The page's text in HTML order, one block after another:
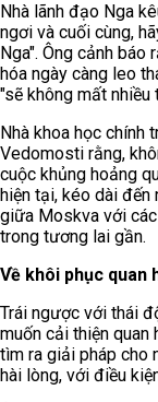
Nhà lãnh đạo Nga
ngơi và cuối cùng,
Nga". Ông cảnh
hóa ngày càng leo
"sẽ không mất nhiều
Nhà khoa học chính
Vedomosti rằng,
cuộc khủng hoảng
hiện tại, kéo dài đến
giữa Moskva với
trong tương lai gần.
Về khôi phục quan
Trái ngược với thái
muốn cải thiện quan
tìm ra giải pháp cho
hài lòng, với điều